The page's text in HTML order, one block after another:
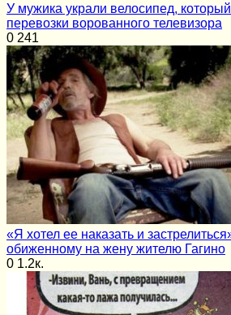
У мужика украли велосипед,
перевозки ворованного телевизора
0 241
«Я хотел ее наказать и
обиженному на жену жителю Гагино
0 1.2к.